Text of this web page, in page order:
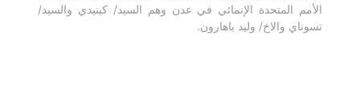
الأمم المتحدة الإنمائي في عدن وهم السيد/ كينيدي والسيد/
تسوناي والاخ/ وليد باهارون.